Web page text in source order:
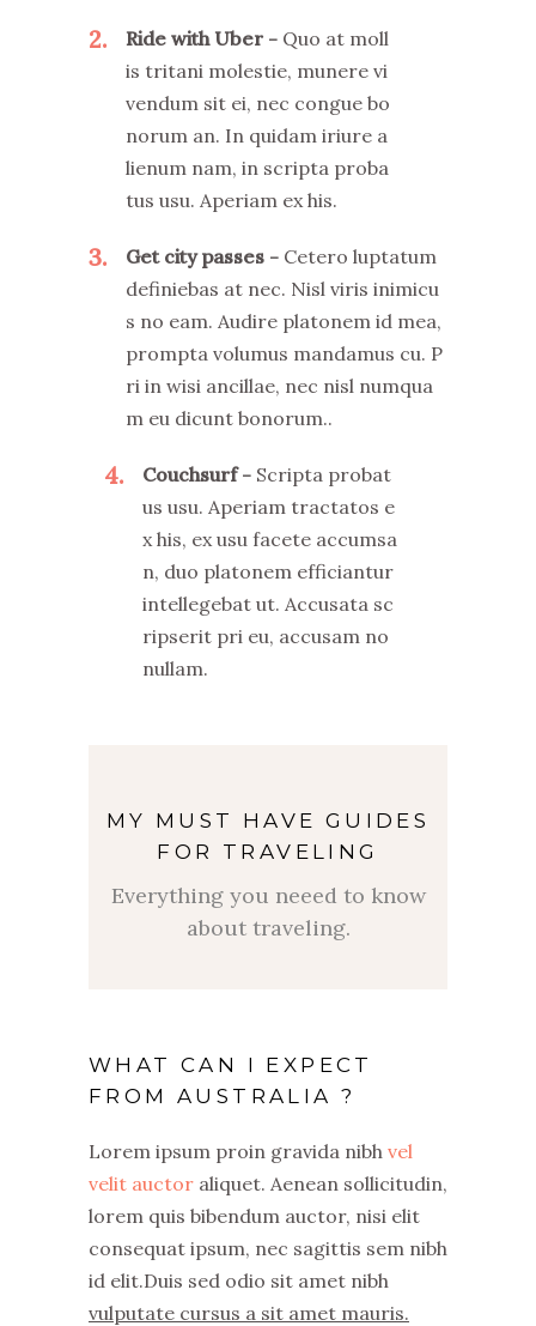
2 Ride with Uber
Quo at moll
is tritani molestie, munere vi
vendum sit ei, nec congue bo
norum an. In quidam iriure a
lienum nam, in scripta proba
tus usu. Aperiam ex his.
3 Get city passes
Cetero luptatum
definiebas at nec. Nisl viris inimicu
s no eam. Audire platonem id mea,
prompta volumus mandamus cu. P
ri in wisi ancillae, nec nisl numqua
m eu dicunt bonorum..
4 Couchsurf
Scripta probat
us usu. Aperiam tractatos e
x his, ex usu facete accumsa
n, duo platonem efficiantur
intellegebat ut. Accusata sc
ripserit pri eu, accusam no
nullam.
MY MUST HAVE GUIDES
FOR TRAVELING
Everything you neeed to know
about traveling.
WHAT CAN I EXPECT
FROM AUSTRALIA ?
Lorem ipsum proin gravida nibh vel
velit auctor aliquet. Aenean sollicitudin,
lorem quis bibendum auctor, nisi elit
consequat ipsum, nec sagittis sem nibh
id elit.Duis sed odio sit amet nibh
vulputate cursus a sit amet mauris.